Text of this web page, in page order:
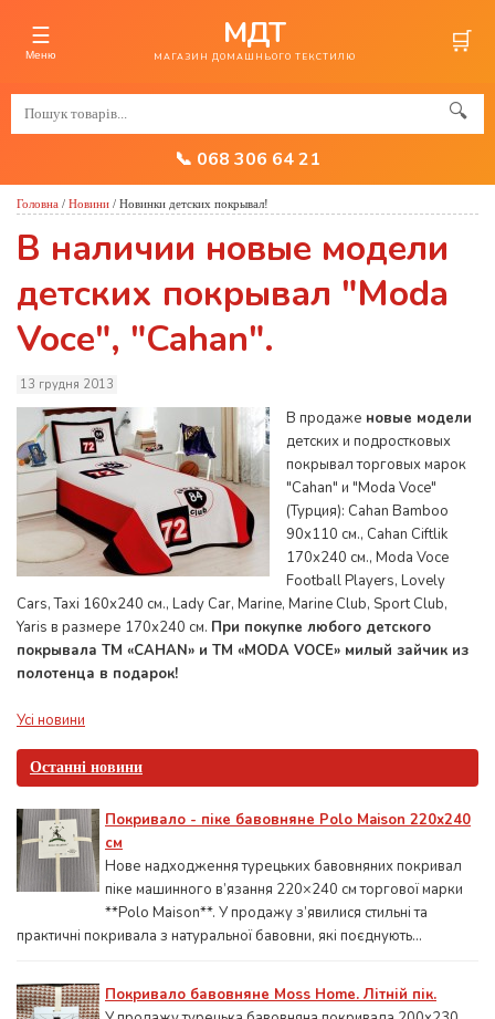
☰
Меню
МДТ
МАГАЗИН ДОМАШНЬОГО ТЕКСТИЛЮ 🛒
🔍
📞 068 306 64 21
Останні новини
Покривало - піке бавовняне Polo Maison 220х240
см
Нове надходження турецьких бавовняних покривал
піке машинного в’язання 220×240 см торгової марки
**Polo Maison**. У продажу з’явилися стильні та
практичні покривала з натуральної бавовни, які поєднують...
Покривало бавовняне Moss Home. Літній пік.
Головна / Новини / Новинки детских покрывал!
В наличии новые модели
детских покрывал "Moda
Voce", "Cahan".
13 грудня 2013
В продаже новые модели
детских и подростковых
покрывал торговых марок
"Cahan" и "Moda Voce"
(Турция): Cahan Bamboo
90х110 см., Cahan Ciftlik
170х240 см., Moda Voce
Football Players, Lovely
Cars, Taxi 160х240 см., Lady Car, Marine, Marine Club, Sport Club,
Yaris в размере 170х240 см. При покупке любого детского
покрывала ТМ «CAHAN» и ТМ «MODA VOCE» милый зайчик из
полотенца в подарок!
Усі новини